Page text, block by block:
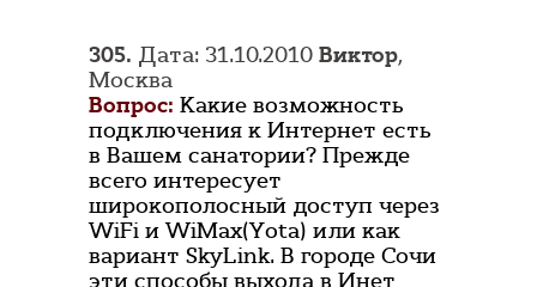
305. Дата: 31.10.2010 Виктор,
Москва
Вопрос: Какие возможность
подключения к Интернет есть
в Вашем санатории? Прежде
всего интересует
широкополосный доступ через
WiFi и WiMax(Yota) или как
вариант SkyLink. В городе Сочи
эти способы выхода в Инет